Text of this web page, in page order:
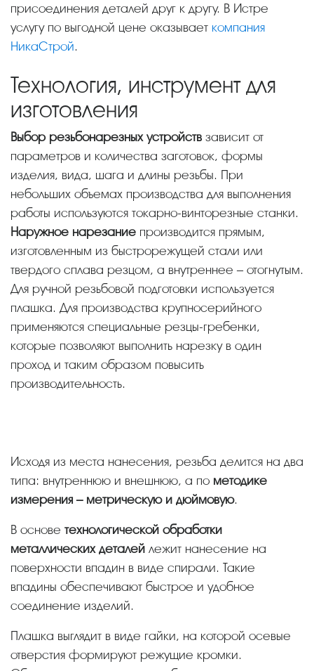
присоединения деталей друг к другу. В Истре
услугу по выгодной цене оказывает компания
НикаСтрой.
Технология, инструмент для
изготовления
Выбор резьбонарезных устройств зависит от
параметров и количества заготовок, формы
изделия, вида, шага и длины резьбы. При
небольших объемах производства для выполнения
работы используются токарно-винторезные станки.
Наружное нарезание производится прямым,
изготовленным из быстрорежущей стали или
твердого сплава резцом, а внутреннее – отогнутым.
Для ручной резьбовой подготовки используется
плашка. Для производства крупносерийного
применяются специальные резцы-гребенки,
которые позволяют выполнить нарезку в один
проход и таким образом повысить
производительность.
Исходя из места нанесения, резьба делится на два
типа: внутреннюю и внешнюю, а по методике
измерения – метрическую и дюймовую.
В основе технологической обработки
металлических деталей лежит нанесение на
поверхности впадин в виде спирали. Такие
впадины обеспечивают быстрое и удобное
соединение изделий.
Плашка выглядит в виде гайки, на которой осевые
отверстия формируют режущие кромки.